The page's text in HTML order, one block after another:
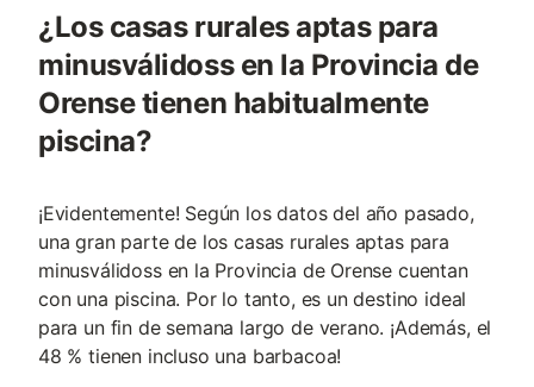
¿Los casas rurales aptas para
minusválidoss en la Provincia de
Orense tienen habitualmente
piscina?
¡Evidentemente! Según los datos del año pasado,
una gran parte de los casas rurales aptas para
minusválidoss en la Provincia de Orense cuentan
con una piscina. Por lo tanto, es un destino ideal
para un fin de semana largo de verano. ¡Además, el
48 % tienen incluso una barbacoa!